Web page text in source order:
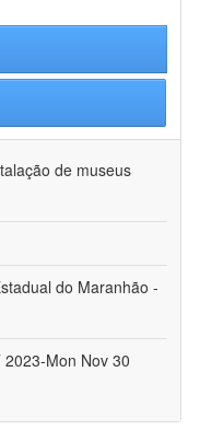
de museus
do Maranhão -
Mon Nov 30